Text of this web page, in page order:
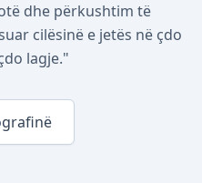
dhe përkushtim të
cilësinë e jetës në çdo
lagje."